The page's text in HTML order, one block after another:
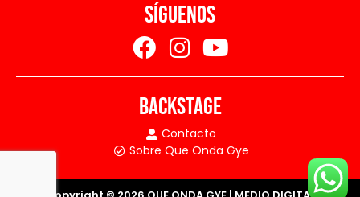
SÍGUENOS
BACKSTAGE
Contacto
Sobre Que Onda Gye